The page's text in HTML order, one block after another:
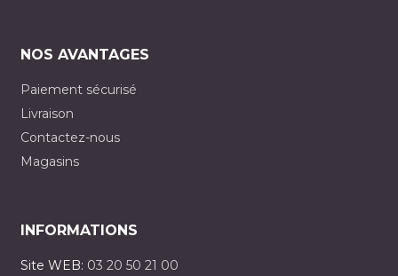
NOS AVANTAGES
Paiement sécurisé
Livraison
Contactez-nous
Magasins
INFORMATIONS
Site WEB: 03 20 50 21 00